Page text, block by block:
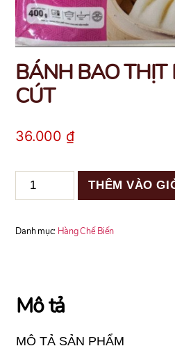
BÁNH BAO THỊT
CÚT
36.000 ₫
BÁNH
BAO
HEO
TRỨNG
THÊM VÀO
Danh mục: Hàng Chế Biến
Mô tả
MÔ TẢ SẢN PHẨM